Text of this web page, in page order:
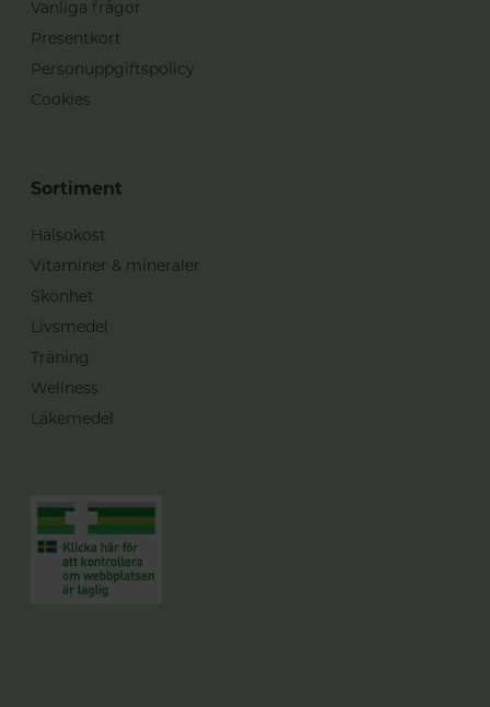
Vanliga frågor
Presentkort
Personuppgiftspolicy
Cookies
Sortiment
Hälsokost
Vitaminer & mineraler
Skönhet
Livsmedel
Träning
Wellness
Läkemedel